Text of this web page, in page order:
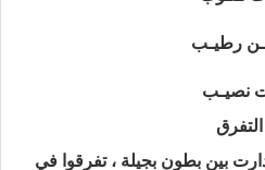
رطيـب
نصيـب
بين بطون بجيلة ، تفرقوا في